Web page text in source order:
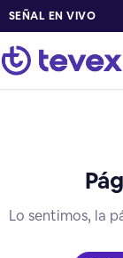
SEÑAL EN VIVO
Lo sentimos, la